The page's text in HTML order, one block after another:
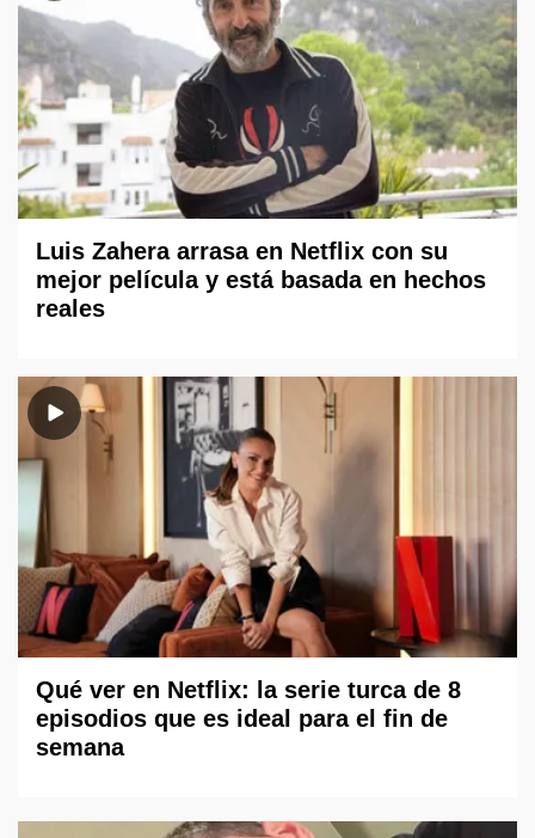
Luis Zahera arrasa en Netflix con su
mejor película y está basada en hechos
reales
Qué ver en Netflix: la serie turca de 8
episodios que es ideal para el fin de
semana